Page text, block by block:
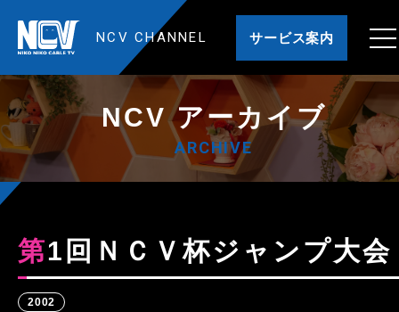
NCV CHANNEL サービス案内
NCV アーカイブ
ARCHIVE
第1回ＮＣＶ杯ジャンプ大会
2002